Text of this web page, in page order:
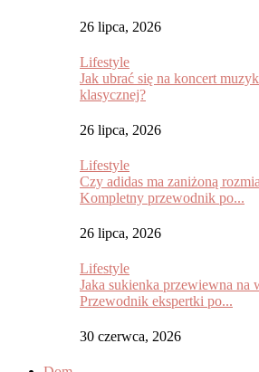
26 lipca, 2026
Lifestyle
Jak ubrać się na koncert
klasycznej?
26 lipca, 2026
Lifestyle
Czy adidas ma zaniżoną
Kompletny przewodnik po...
26 lipca, 2026
Lifestyle
Jaka sukienka przewiewna na
Przewodnik ekspertki po...
30 czerwca, 2026